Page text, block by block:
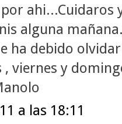
ahi...Cuidaros
alguna
ha debido
, viernes y
a las 18:11